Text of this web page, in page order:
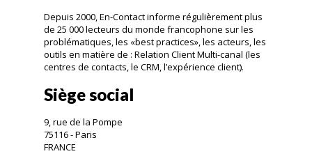
Depuis 2000, En-Contact informe régulièrement plus
de 25 000 lecteurs du monde francophone sur les
problématiques, les «best practices», les acteurs, les
outils en matière de : Relation Client Multi-canal (les
centres de contacts, le CRM, l’expérience client).
Siège social
9, rue de la Pompe
75116 - Paris
FRANCE